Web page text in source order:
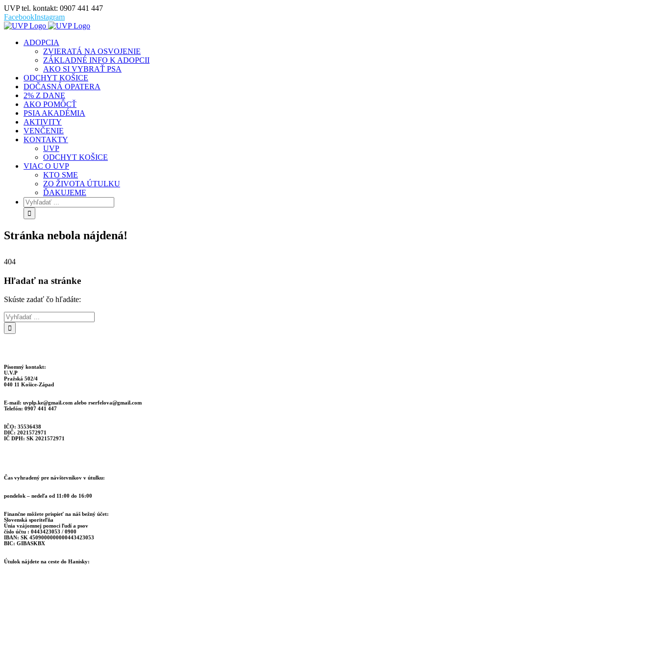
UVP tel. kontakt: 0907 441 447
FacebookInstagram
ADOPCIA
ZVIERATÁ NA OSVOJENIE
ZÁKLADNÉ INFO K ADOPCII
AKO SI VYBRAŤ PSA
ODCHYT KOŠICE
DOČASNÁ OPATERA
2% Z DANE
AKO POMÔCŤ
PSIA AKADÉMIA
AKTIVITY
VENČENIE
KONTAKTY
UVP
ODCHYT KOŠICE
VIAC O UVP
KTO SME
ZO ŽIVOTA ÚTULKU
ĎAKUJEME
Stránka nebola nájdená!
404
Hľadať na stránke
Skúste zadať čo hľadáte:
Písomný kontakt:
U.V.P
Pražská 502/4
040 11 Košice-Západ
E-mail: uvplp.ke@gmail.com alebo rserfelova@gmail.com
Telefón: 0907 441 447
IČO: 35536438
DIČ: 2021572971
IČ DPH: SK 2021572971
Čas vyhradený pre návštevníkov v útulku:
pondelok – nedeľa od 11:00 do 16:00
Finančne môžete prispieť na náš bežný účet:
Slovenská sporiteľňa
Únia vzájomnej pomoci ľudí a psov
číslo účtu : 0443423053 / 0900
IBAN: SK 4509000000000443423053
BIC: GIBASKBX
Útulok nájdete na ceste do Hanisky: